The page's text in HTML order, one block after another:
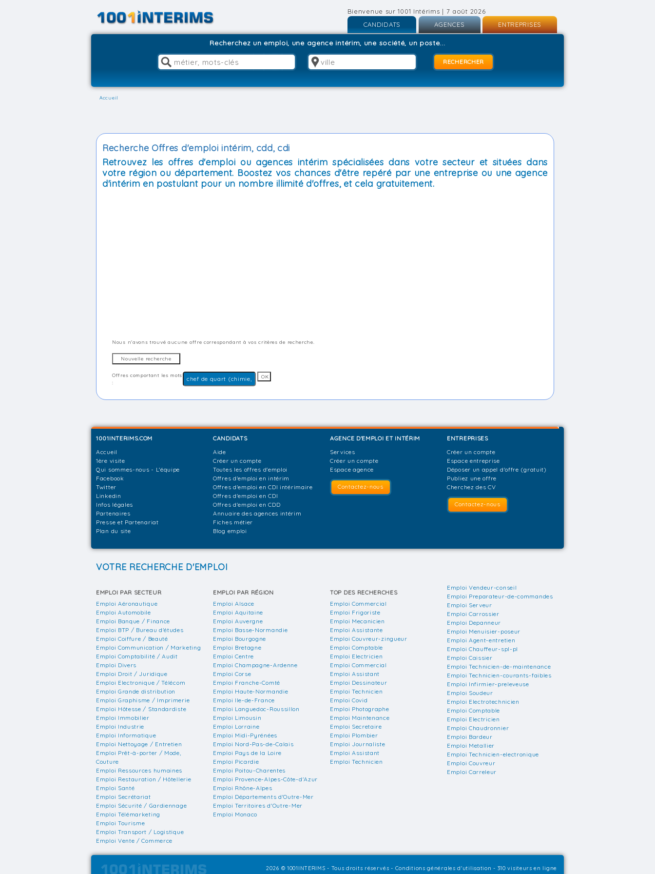
Bienvenue sur 1001 Intérims | 7 août 2026
CANDIDATS
Inscription
AGENCES
Inscription
Connexion
ENTREPRISES
Recherchez un emploi, une agence intérim, une société, un poste...
Accueil
Recherche Offres d'emploi intérim, cdd, cdi
Retrouvez les offres d'emploi ou agences intérim spécialisées dans votre secteur et situées dans
votre région ou département. Boostez vos chances d'être repéré par une entreprise ou une agence
d'intérim en postulant pour un nombre illimité d'offres, et cela gratuitement.
Nous n'avons trouvé aucune offre correspondant à vos critères de recherche.
Offres comportant les mots
:
1001INTERIMS.COM
Accueil
1ère visite
Qui sommes-nous - L'équipe
Facebook
Twitter
Linkedin
Infos légales
Partenaires
Presse et Partenariat
Plan du site
CANDIDATS
Aide
Créer un compte
Toutes les offres d'emploi
Offres d'emploi en intérim
Offres d'emploi en CDI intérimaire
Offres d'emploi en CDI
Offres d'emploi en CDD
Annuaire des agences intérim
Fiches métier
Blog emploi
AGENCE D'EMPLOI ET INTÉRIM
Services
Créer un compte
Espace agence
Contactez-nous
ENTREPRISES
Créer un compte
Espace entreprise
Déposer un appel d'offre (gratuit)
Publiez une offre
Cherchez des CV
Contactez-nous
VOTRE RECHERCHE D'EMPLOI
EMPLOI PAR SECTEUR
Emploi Aéronautique
Emploi Automobile
Emploi Banque / Finance
Emploi BTP / Bureau d'études
Emploi Coiffure / Beauté
Emploi Communication / Marketing
Emploi Comptabilité / Audit
Emploi Divers
Emploi Droit / Juridique
Emploi Electronique / Télécom
Emploi Grande distribution
Emploi Graphisme / Imprimerie
Emploi Hôtesse / Standardiste
Emploi Immobilier
Emploi Industrie
Emploi Informatique
Emploi Nettoyage / Entretien
Emploi Prêt-à-porter / Mode,
Couture
Emploi Ressources humaines
Emploi Restauration / Hôtellerie
Emploi Santé
Emploi Secrétariat
Emploi Sécurité / Gardiennage
Emploi Télémarketing
Emploi Tourisme
Emploi Transport / Logistique
Emploi Vente / Commerce
EMPLOI PAR RÉGION
Emploi Alsace
Emploi Aquitaine
Emploi Auvergne
Emploi Basse-Normandie
Emploi Bourgogne
Emploi Bretagne
Emploi Centre
Emploi Champagne-Ardenne
Emploi Corse
Emploi Franche-Comté
Emploi Haute-Normandie
Emploi Ile-de-France
Emploi Languedoc-Roussillon
Emploi Limousin
Emploi Lorraine
Emploi Midi-Pyrénées
Emploi Nord-Pas-de-Calais
Emploi Pays de la Loire
Emploi Picardie
Emploi Poitou-Charentes
Emploi Provence-Alpes-Côte-d'Azur
Emploi Rhône-Alpes
Emploi Départements d'Outre-Mer
Emploi Territoires d'Outre-Mer
Emploi Monaco
TOP DES RECHERCHES
Emploi Commercial
Emploi Frigoriste
Emploi Mecanicien
Emploi Assistante
Emploi Couvreur-zingueur
Emploi Comptable
Emploi Electricien
Emploi Commercial
Emploi Assistant
Emploi Dessinateur
Emploi Technicien
Emploi Covid
Emploi Photographe
Emploi Maintenance
Emploi Secretaire
Emploi Plombier
Emploi Journaliste
Emploi Assistant
Emploi Technicien
Emploi Vendeur-conseil
Emploi Preparateur-de-commandes
Emploi Serveur
Emploi Carrossier
Emploi Depanneur
Emploi Menuisier-poseur
Emploi Agent-entretien
Emploi Chauffeur-spl-pl
Emploi Caissier
Emploi Technicien-de-maintenance
Emploi Technicien-courants-faibles
Emploi Infirmier-preleveuse
Emploi Soudeur
Emploi Electrotechnicien
Emploi Comptable
Emploi Electricien
Emploi Chaudronnier
Emploi Bardeur
Emploi Metallier
Emploi Technicien-electronique
Emploi Couvreur
Emploi Carreleur
2026 © 1001INTERIMS - Tous droits réservés - Conditions générales d'utilisation - 310 visiteurs en ligne